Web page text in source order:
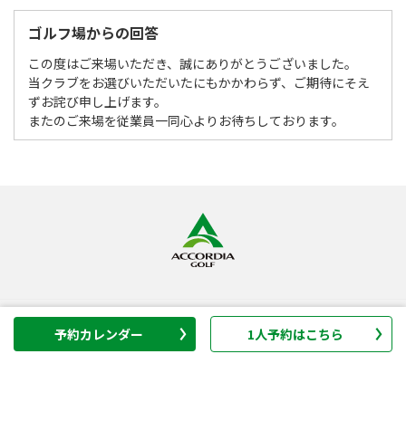
予約カレンダー 1人予約はこちら
ゴルフ場からの回答
この度はご来場いただき、誠にありがとうございました。
当クラブをお選びいただいたにもかかわらず、ご期待にそえ
ずお詫び申し上げます。
またのご来場を従業員一同心よりお待ちしております。
ゴルフ場